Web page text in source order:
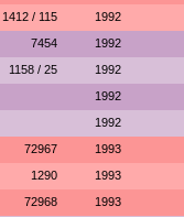
1412 / 115 1992
7454 1992
1158 / 25 1992
1992
1992
72967 1993
1290 1993
72968 1993